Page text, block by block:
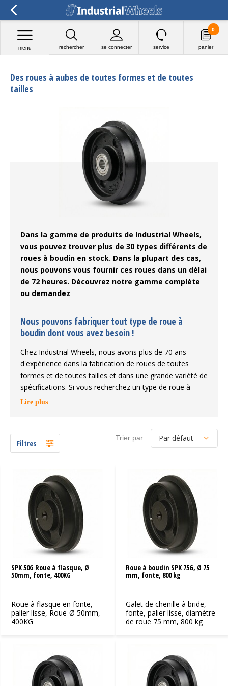
rechercher se connecter
menu service panier
0
Des roues à aubes de toutes formes et de toutes
tailles
Dans la gamme de produits de Industrial Wheels,
vous pouvez trouver plus de 30 types différents de
roues à boudin en stock. Dans la plupart des cas,
nous pouvons vous fournir ces roues dans un délai
de 72 heures. Découvrez notre gamme complète
ou demandez
Nous pouvons fabriquer tout type de roue à
boudin dont vous avez besoin !
Chez Industrial Wheels, nous avons plus de 70 ans
d'expérience dans la fabrication de roues de toutes
formes et de toutes tailles et dans une grande variété de
spécifications. Si vous recherchez un type de roue à
boudin spécifique, nous pouvons vous aider en vous
nous vous répondrons rapidement. Voici quelques-unes
des possibilités que nous pouvons vous offrir.
spécifique
Dans notre gamme de produits, vous pouvez déjà
trouver un large éventail de roues à flasque avec un
palier lisse, un roulement à rouleaux ou un roulement à
billes de précision. Mais si vous avez besoin d'une roue à
flasque avec rainure de clavette, nous pouvons créer
une solution personnalisée selon vos besoins.
Tout type de capacité de charge
roues à flasque standard peuvent supporter des charges
allant jusqu'à 5 000 kg. Bien entendu, nous pouvons
des charges lourdes, nous vous conseillons toujours
d'utiliser des roues à rebord en fonte. Ces roues sont
principalement utilisées comme roues de rail pour le
Lire plus
Filtres
Trier par:
SPK 50G Roue à flasque, Ø
50mm, fonte, 400KG
Roue à flasque en fonte,
palier lisse, Roue-Ø 50mm,
400KG
Roue à boudin SPK 75G, Ø 75
mm, fonte, 800 kg
Galet de chenille à bride,
fonte, palier lisse, diamètre
de roue 75 mm, 800 kg